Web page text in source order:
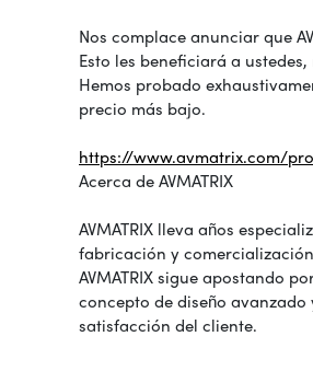
Nos complace anunciar que
Esto les beneficiará a
Hemos probado
precio más bajo.
https://www.avmatrix.com/
Acerca de AVMATRIX
AVMATRIX lleva años
fabricación y
AVMATRIX sigue apostando
concepto de diseño
satisfacción del cliente.